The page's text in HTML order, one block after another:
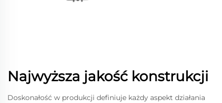
Najwyższa jakość konstrukcji
Doskonałość w produkcji definiuje każdy aspekt działania